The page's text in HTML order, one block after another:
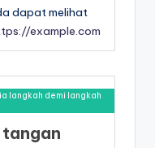
dapat melihat
example.com
langkah demi langkah